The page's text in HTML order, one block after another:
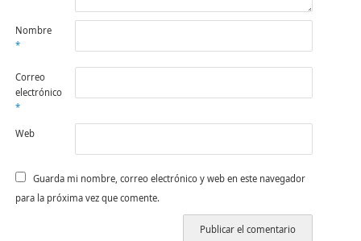
Nombre
*
Correo
electrónico
*
Web
Guarda mi nombre, correo electrónico y web en este navegador
para la próxima vez que comente.